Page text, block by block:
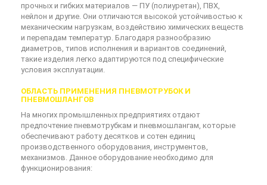
прочных и гибких материалов — ПУ (полиуретан), ПВХ,
нейлон и другие. Они отличаются высокой устойчивостью к
механическим нагрузкам, воздействию химических веществ
и перепадам температур. Благодаря разнообразию
диаметров, типов исполнения и вариантов соединений,
такие изделия легко адаптируются под специфические
условия эксплуатации.
ОБЛАСТЬ ПРИМЕНЕНИЯ ПНЕВМОТРУБОК И
ПНЕВМОШЛАНГОВ
На многих промышленных предприятиях отдают
предпочтение пневмотрубкам и пневмошлангам, которые
обеспечивают работу десятков и сотен единиц
производственного оборудования, инструментов,
механизмов. Данное оборудование необходимо для
функционирования: